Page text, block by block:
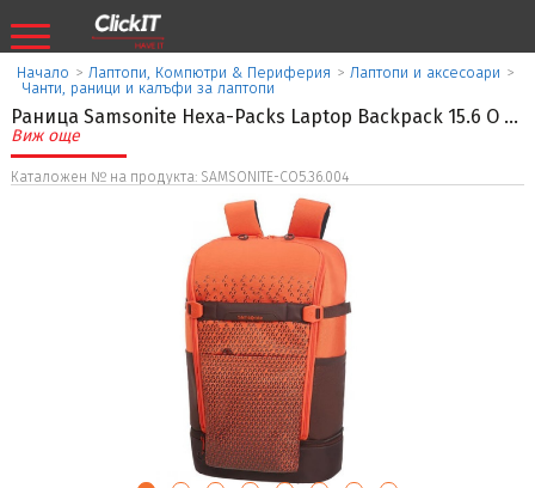
Начало > Лаптопи, Компютри & Периферия > Лаптопи и аксесоари >
Чанти, раници и калъфи за лаптопи
Раница Samsonite Hexa-Packs Laptop Backpack 15.6 O ...
Виж още
Каталожен № на продукта: SAMSONITE-CO5.36.004